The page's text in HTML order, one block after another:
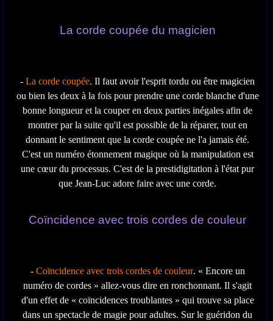
La corde coupée du magicien
-La corde coupée. Il faut avoir l'esprit tordu ou être magicien
ou bien les deux à la fois pour prendre une corde blanche d'une
bonne longueur et la couper en deux parties inégales afin de
montrer par la suite qu'il est possible de la réparer, tout en
donnant le sentiment que la corde coupée ne l'a jamais été.
C'est un numéro étonnement magique où la manipulation est
une cœur du processus. C'est de la prestidigitation à l'état pur
que Jean-Luc adore faire avec une corde.
Coïncidence avec trois cordes de couleur
- Coïncidence avec trois cordes de couleur. « Encore un
numéro de cordes » allez-vous dire en ronchonnant. Il s'agit
d'un effet de « coïncidences troublantes » qui trouve sa place
dans un spectacle de magie pour adultes. Sur le guéridon du